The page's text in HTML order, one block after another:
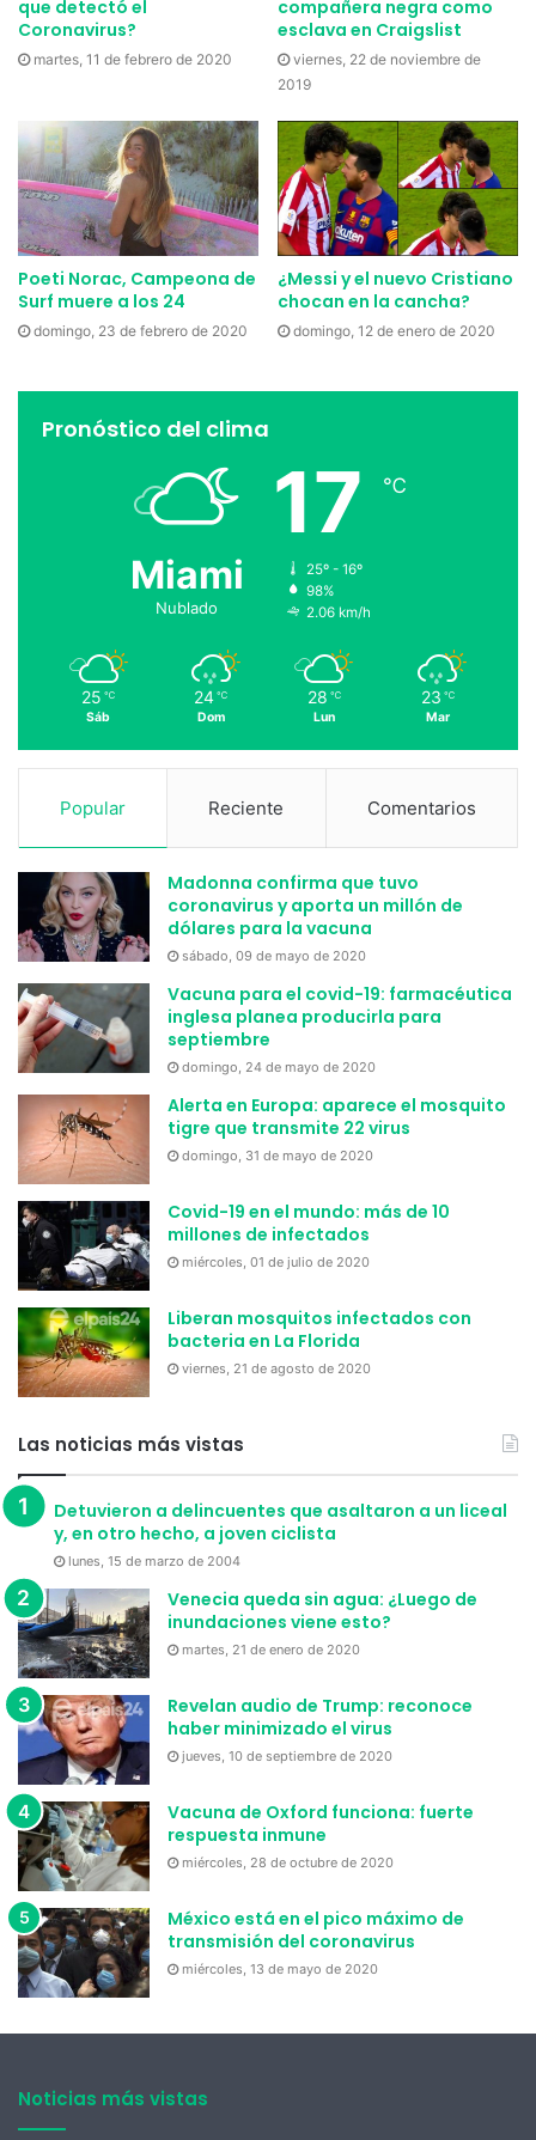
que detectó el
Coronavirus?
martes, 11 de febrero de 2020
compañera negra como
esclava en Craigslist
viernes, 22 de noviembre de
2019
Poeti Norac, Campeona de
Surf muere a los 24
domingo, 23 de febrero de 2020
¿Messi y el nuevo Cristiano
chocan en la cancha?
domingo, 12 de enero de 2020
Pronóstico del clima
Miami
Nublado
17 ℃
25º - 16º
98%
2.06 km/h
25 ℃
Sáb
24 ℃
Dom
28 ℃
Lun
23 ℃
Mar
Popular Reciente Comentarios
Madonna confirma que tuvo
coronavirus y aporta un millón de
dólares para la vacuna
sábado, 09 de mayo de 2020
Vacuna para el covid-19: farmacéutica
inglesa planea producirla para
septiembre
domingo, 24 de mayo de 2020
Alerta en Europa: aparece el mosquito
tigre que transmite 22 virus
domingo, 31 de mayo de 2020
Covid-19 en el mundo: más de 10
millones de infectados
miércoles, 01 de julio de 2020
Liberan mosquitos infectados con
bacteria en La Florida
viernes, 21 de agosto de 2020
Las noticias más vistas
Detuvieron a delincuentes que asaltaron a un liceal
y, en otro hecho, a joven ciclista
lunes, 15 de marzo de 2004
Venecia queda sin agua: ¿Luego de
inundaciones viene esto?
martes, 21 de enero de 2020
Revelan audio de Trump: reconoce
haber minimizado el virus
jueves, 10 de septiembre de 2020
Vacuna de Oxford funciona: fuerte
respuesta inmune
miércoles, 28 de octubre de 2020
México está en el pico máximo de
transmisión del coronavirus
miércoles, 13 de mayo de 2020
Noticias más vistas